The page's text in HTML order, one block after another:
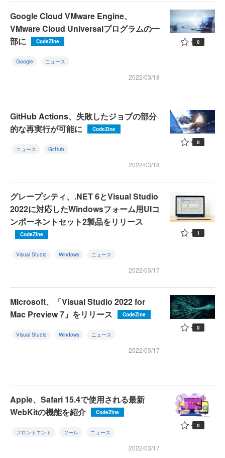
Google Cloud VMware Engine、
VMware Cloud Universalプログラムの一
部に
CodeZine
Google ニュース
2022/03/18
0
GitHub Actions、失敗したジョブの部分
的な再実行が可能に
CodeZine
ニュース GitHub
2022/03/18
0
グレープシティ、.NET 6とVisual Studio
2022に対応したWindowsフォーム用UIコ
ンポーネントセット2製品をリリース
CodeZine
Visual Studio Windows ニュース
2022/03/17
1
Microsoft、「Visual Studio 2022 for
Mac Preview 7」をリリース
CodeZine
Visual Studio Windows ニュース
2022/03/17
0
Apple、Safari 15.4で使用される最新
WebKitの機能を紹介
CodeZine
フロントエンド ツール ニュース
2022/03/17
0